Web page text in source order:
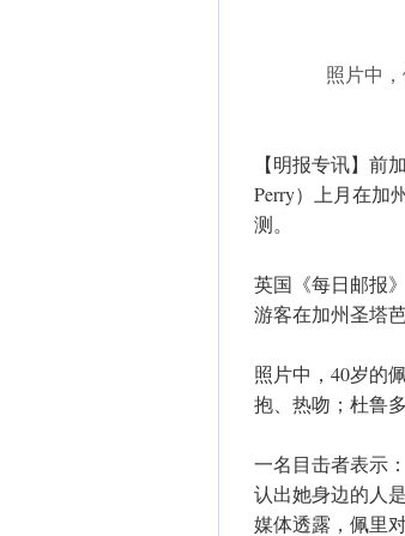
照片中
【明报专讯】前
Perry）上月在加
测。
英国《每日邮报
游客在加州圣塔
照片中，40岁的
抱、热吻；杜鲁
一名目击者表示
认出她身边的人
媒体透露，佩里